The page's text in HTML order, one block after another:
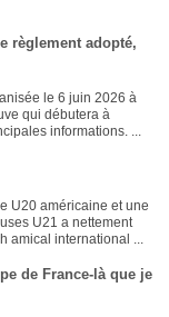
règlement adopté,
le 6 juin 2026 à
qui débutera à
informations. ...
U20 américaine et une
U21 a nettement
amical international ...
de France-là que je